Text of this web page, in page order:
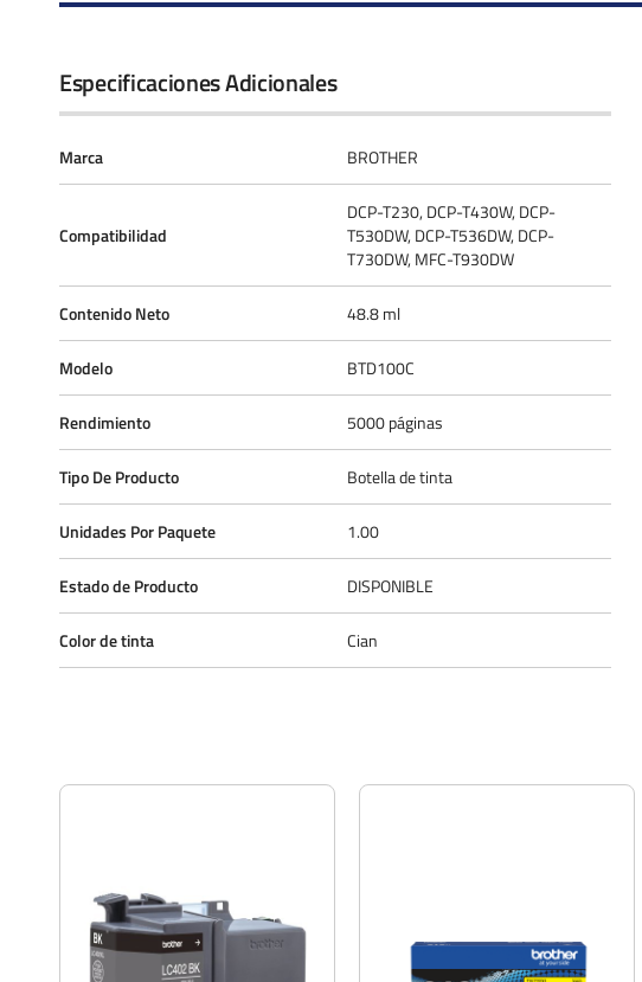
Especificaciones Adicionales
Marca BROTHER
Compatibilidad
DCP-T230, DCP-T430W, DCP-
T530DW, DCP-T536DW, DCP-
T730DW, MFC-T930DW
Contenido Neto 48.8 ml
Modelo BTD100C
Rendimiento 5000 páginas
Tipo De Producto Botella de tinta
Unidades Por Paquete 1.00
Estado de Producto DISPONIBLE
Color de tinta Cian